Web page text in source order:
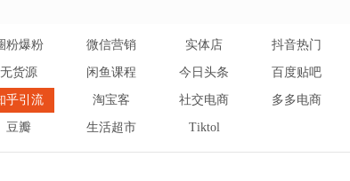
粉爆粉 微信营销 实体店 抖音热门
无货源 闲鱼课程 今日头条 百度贴吧
乎引流 淘宝客 社交电商 多多电商
豆瓣 生活超市 Tiktol